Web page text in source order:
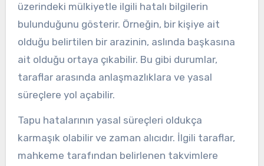
üzerindeki mülkiyetle ilgili hatalı bilgilerin
bulunduğunu gösterir. Örneğin, bir kişiye ait
olduğu belirtilen bir arazinin, aslında başkasına
ait olduğu ortaya çıkabilir. Bu gibi durumlar,
taraflar arasında anlaşmazlıklara ve yasal
süreçlere yol açabilir.
Tapu hatalarının yasal süreçleri oldukça
karmaşık olabilir ve zaman alıcıdır. İlgili taraflar,
mahkeme tarafından belirlenen takvimlere